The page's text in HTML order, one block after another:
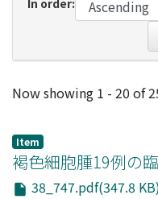
In order:
Recent
Now showing 1 - 20 of
Item
褐色細胞腫19例の
38_747.pdf(347.8